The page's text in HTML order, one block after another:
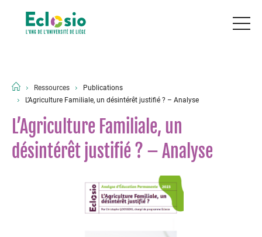
Ressources
Publications
L’Agriculture Familiale, un désintérêt justifié ? – Analyse
L’Agriculture Familiale, un
désintérêt justifié ? – Analyse